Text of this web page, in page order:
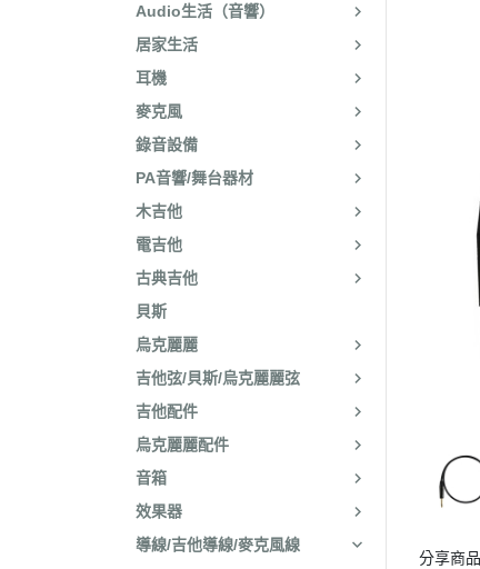
Audio生活（音響）
居家生活
耳機
麥克風
錄音設備
PA音響/舞台器材
木吉他
電吉他
古典吉他
貝斯
烏克麗麗
吉他弦/貝斯/烏克麗麗弦
吉他配件
烏克麗麗配件
音箱
效果器
導線/吉他導線/麥克風線
分享商